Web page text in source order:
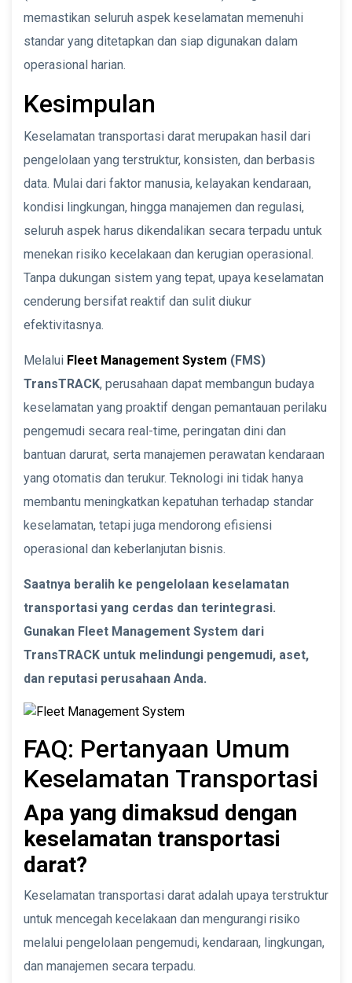
memastikan seluruh aspek keselamatan memenuhi
standar yang ditetapkan dan siap digunakan dalam
operasional harian.
Kesimpulan
Keselamatan transportasi darat merupakan hasil dari
pengelolaan yang terstruktur, konsisten, dan berbasis
data. Mulai dari faktor manusia, kelayakan kendaraan,
kondisi lingkungan, hingga manajemen dan regulasi,
seluruh aspek harus dikendalikan secara terpadu untuk
menekan risiko kecelakaan dan kerugian operasional.
Tanpa dukungan sistem yang tepat, upaya keselamatan
cenderung bersifat reaktif dan sulit diukur
efektivitasnya.
Melalui Fleet Management System (FMS)
TransTRACK, perusahaan dapat membangun budaya
keselamatan yang proaktif dengan pemantauan perilaku
pengemudi secara real-time, peringatan dini dan
bantuan darurat, serta manajemen perawatan kendaraan
yang otomatis dan terukur. Teknologi ini tidak hanya
membantu meningkatkan kepatuhan terhadap standar
keselamatan, tetapi juga mendorong efisiensi
operasional dan keberlanjutan bisnis.
Saatnya beralih ke pengelolaan keselamatan
transportasi yang cerdas dan terintegrasi.
Gunakan Fleet Management System dari
TransTRACK untuk melindungi pengemudi, aset,
dan reputasi perusahaan Anda.
FAQ: Pertanyaan Umum
Keselamatan Transportasi
Apa yang dimaksud dengan
keselamatan transportasi
darat?
Keselamatan transportasi darat adalah upaya terstruktur
untuk mencegah kecelakaan dan mengurangi risiko
melalui pengelolaan pengemudi, kendaraan, lingkungan,
dan manajemen secara terpadu.